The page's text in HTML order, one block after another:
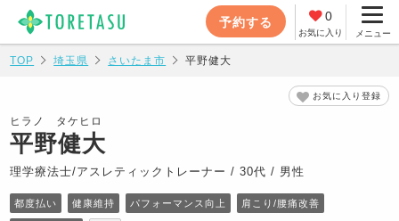
メニュー
予約する 0
お気に入り
TOP 埼玉県 さいたま市 平野健大
お気に入り登録
ヒラノ タケヒロ
平野健大
理学療法士/アスレティックトレーナー / 30代 / 男性
都度払い 健康維持 パフォーマンス向上 肩こり/腰痛改善